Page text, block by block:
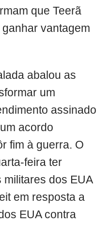
que Teerã
vantagem
abalou as
um
assinado
acordo
fim à guerra. O
feira ter
dos EUA
em resposta a
EUA contra